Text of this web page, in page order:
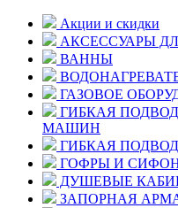
Акции и скидки
АКСЕССУАРЫ
ВАННЫ
ГАЗОВОЕ
ГИБКАЯ
МАШИН
ГИБКАЯ
ГОФРЫ И
ДУШЕВЫЕ
ЗАПОРНАЯ